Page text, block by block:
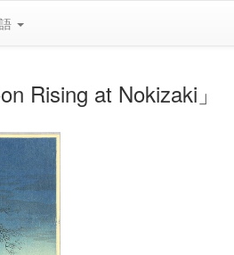
Rising at Nokizaki」